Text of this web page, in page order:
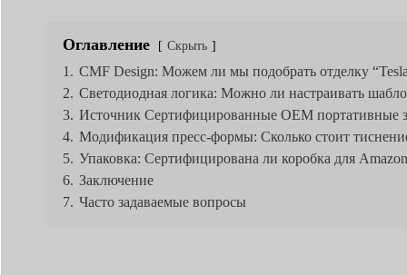
Оглавление Скрыть
1. CMF Design: Можем ли мы подобрать отделку
2. Светодиодная логика: Можно ли настраивать
3. Источник Сертифицированные OEM портативные
4. Модификация пресс-формы: Сколько стоит
5. Упаковка: Сертифицирована ли коробка для
6. Заключение
7. Часто задаваемые вопросы